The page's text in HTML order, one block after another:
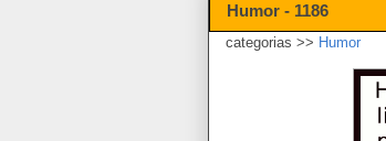
Humor - 1186
categorias >> Humor